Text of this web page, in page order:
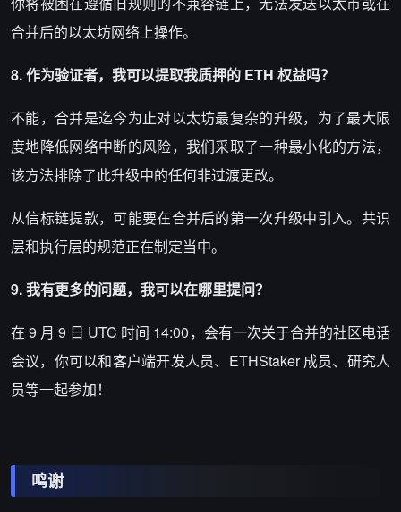
合并后的以太坊网络上操作。
8. 作为验证者，我可以提取我质押的 ETH 权益吗？
不能，合并是迄今为止对以太坊最复杂的升级，为了最大限
度地降低网络中断的风险，我们采取了一种最小化的方法，
该方法排除了此升级中的任何非过渡更改。
从信标链提款，可能要在合并后的第一次升级中引入。共识
层和执行层的规范正在制定当中。
9. 我有更多的问题，我可以在哪里提问？
在 9 月 9 日 UTC 时间 14:00，会有一次关于合并的社区电话
会议，你可以和客户端开发人员、ETHStaker 成员、研究人
员等一起参加！
鸣谢